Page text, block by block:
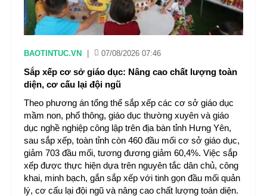
BAOTINTUC.VN 07/08/2026 07:46
Sắp xếp cơ sở giáo dục: Nâng cao chất lượng toàn
diện, cơ cấu lại đội ngũ
Theo phương án tổng thể sắp xếp các cơ sở giáo dục
mầm non, phổ thông, giáo dục thường xuyên và giáo
dục nghề nghiệp công lập trên địa bàn tỉnh Hưng Yên,
sau sắp xếp, toàn tỉnh còn 460 đầu mối cơ sở giáo dục,
giảm 703 đầu mối, tương đương giảm 60,4%. Việc sắp
xếp được thực hiện dựa trên nguyên tắc dân chủ, công
khai, minh bạch, gắn sắp xếp với tinh gọn đầu mối quản
lý, cơ cấu lại đội ngũ và nâng cao chất lượng toàn diện.